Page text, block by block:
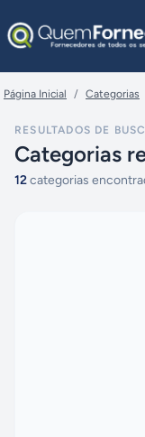
Página Inicial / Categorias
RESULTADOS DE
Categorias
12categorias